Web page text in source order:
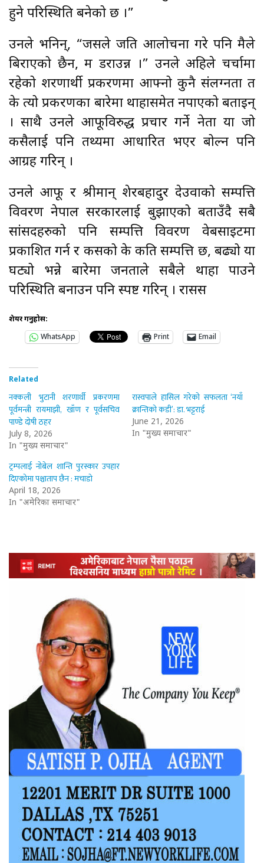
हुने परिस्थिति बनेको छ ।”
उनले भनिन्, “जसले जति आलोचना गरे पनि मैले
बिराएको छैन, म डराउन्न ।” उनले अहिले चर्चामा
रहेको शरणार्थी प्रकरणमा आफ्नो कुनै संलग्नता त
के त्यो प्रकरणका बारेमा थाहासमेत नपाएको बताइन्
। साथै उनले आफूविरुद्ध प्रचार गर्ने नेता या जो
कसैलाई पनि तथ्यमा आधारित भएर बोल्न पनि
आग्रह गरिन् ।
उनले आफू र श्रीमान् शेरबहादुर देउवाको सम्पत्ति
विवरण नेपाल सरकारलाई बुझाएको बताउँदै सबै
सांसदहरुको पनि सम्पत्ति विवरण वेबसाइटमा
प्रकाशित गर्न र कसको के कति सम्पत्ति छ, बढ्यो या
घट्यो भन्ने बारेमा जनताले सबैले थाहा पाउने
परिस्थिति बनाउन पनि स्पष्ट गरिन् । रासस
शेयर गर्नुहोस:
WhatsApp
Print Email
Related
नक्कली भुटानी शरणार्थी प्रकरणमा
पूर्वमन्त्री रायमाझी, खाँण र पूर्वसचिव
पाण्डे दोषी ठहर
July 8, 2026
In "मुख्य समाचार"
रास्वपाले हासिल गरेको सफलता ‘नयाँ
क्रान्तिको कडी’: डा. भट्टराई
June 21, 2026
In "मुख्य समाचार"
ट्रम्पलाई नोबेल शान्ति पुरस्कार उपहार
दिएकोमा पश्चाताप छैन : मचाडो
April 18, 2026
In "अमेरिका समाचार"